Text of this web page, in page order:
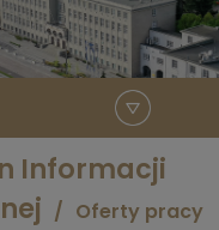
Informacji
Oferty pracy